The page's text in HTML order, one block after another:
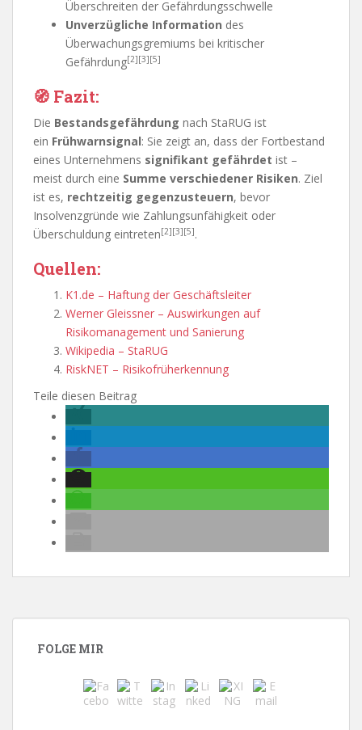
Überschreiten der Gefährdungsschwelle
Unverzügliche Information des
Überwachungsgremiums bei kritischer
Gefährdung[2][3][5]
🧭 Fazit:
Die Bestandsgefährdung nach StaRUG ist
ein Frühwarnsignal: Sie zeigt an, dass der Fortbestand
eines Unternehmens signifikant gefährdet ist –
meist durch eine Summe verschiedener Risiken. Ziel
ist es, rechtzeitig gegenzusteuern, bevor
Insolvenzgründe wie Zahlungsunfähigkeit oder
Überschuldung eintreten[2][3][5].
Quellen:
K1.de – Haftung der Geschäftsleiter
Werner Gleissner – Auswirkungen auf
Risikomanagement und Sanierung
Wikipedia – StaRUG
RiskNET – Risikofrüherkennung
Teile diesen Beitrag
FOLGE MIR